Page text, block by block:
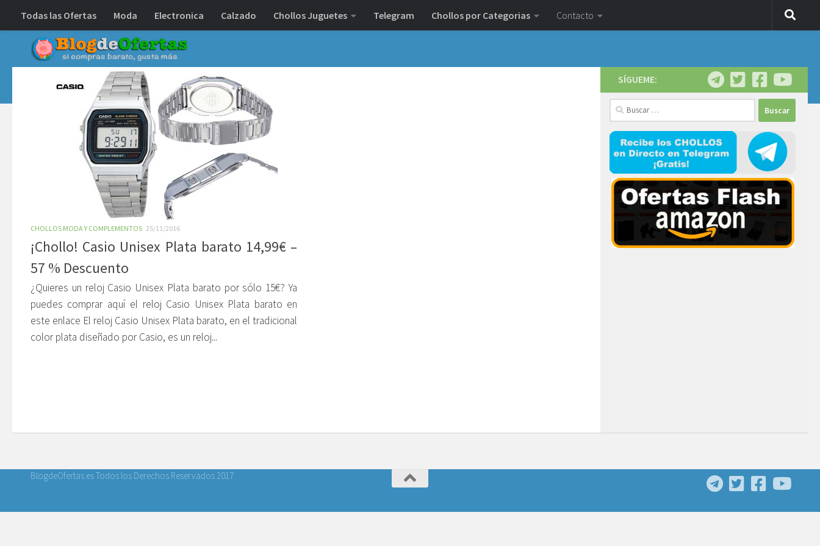
Debajo del contenido
Todas las Ofertas Moda Electronica Calzado Chollos Juguetes Telegram Chollos por Categorias Contacto
CHOLLOS MODA Y COMPLEMENTOS 25/11/2016
¡Chollo! Casio Unisex Plata barato 14,99€ –
57 % Descuento
¿Quieres un reloj Casio Unisex Plata barato por sólo 15€? Ya
puedes comprar aquí el reloj Casio Unisex Plata barato en
este enlace El reloj Casio Unisex Plata barato, en el tradicional
color plata diseñado por Casio, es un reloj...
SÍGUEME:
Buscar:
BlogdeOfertas.es Todos los Derechos Reservados 2017